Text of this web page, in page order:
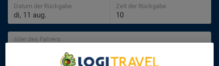
Datum der Rückgabe Zeit der Rückgabe
Alter des Fahrers